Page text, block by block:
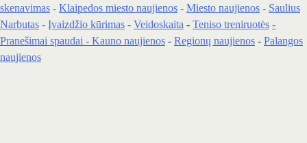
skenavimas - Klaipedos miesto naujienos - Miesto naujienos - Saulius
Narbutas - Įvaizdžio kūrimas - Veidoskaita - Teniso treniruotės -
Pranešimai spaudai - Kauno naujienos - Regionų naujienos - Palangos
naujienos